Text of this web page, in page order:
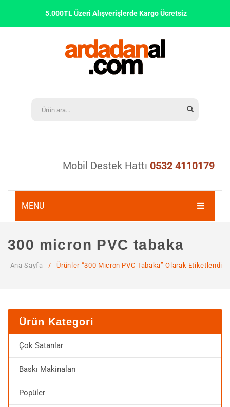
5.000TL Üzeri Alışverişlerde Kargo Ücretsiz
Mobil Destek Hattı 0532 4110179
MENU
MAĞAZA
SSS
İLETIŞIM
300 micron PVC tabaka
Ana Sayfa / Ürünler “300 Micron PVC Tabaka” Olarak Etiketlendi
Ürün Kategori
Çok Satanlar
Baskı Makinaları
Popüler